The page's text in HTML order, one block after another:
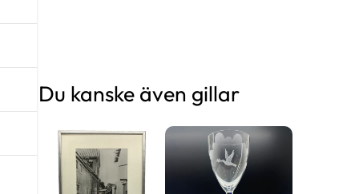
Du kanske även gillar